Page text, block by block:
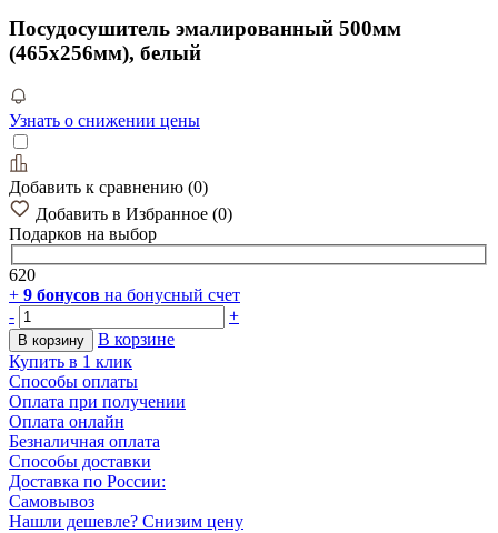
Посудосушитель эмалированный 500мм
(465х256мм), белый
Узнать о снижении цены
Добавить к сравнению (0)
Добавить в Избранное (0)
Подарков на выбор
620
+ 9 бонусов на бонусный счет
-
+
В корзину
В корзине
Купить в 1 клик
Способы оплаты
Оплата при получении
Оплата онлайн
Безналичная оплата
Способы доставки
Доставка по России:
Самовывоз
Нашли дешевле? Снизим цену